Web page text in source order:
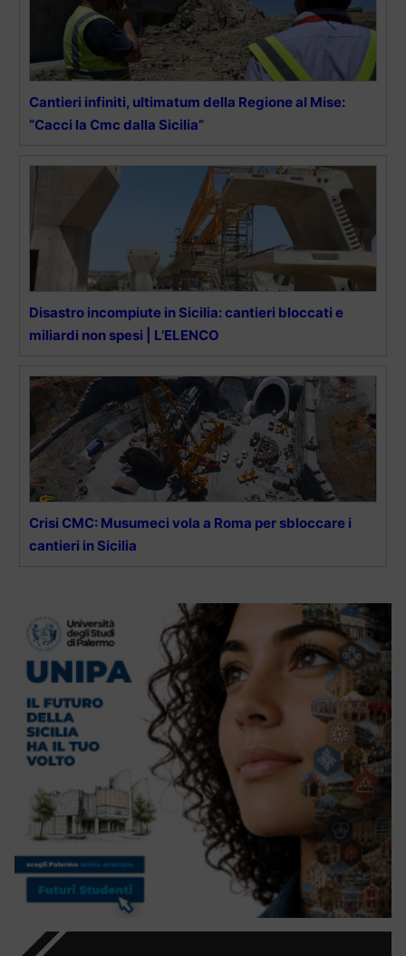
Cantieri infiniti, ultimatum della Regione al Mise:
“Cacci la Cmc dalla Sicilia”
Disastro incompiute in Sicilia: cantieri bloccati e
miliardi non spesi | L’ELENCO
Crisi CMC: Musumeci vola a Roma per sbloccare i
cantieri in Sicilia